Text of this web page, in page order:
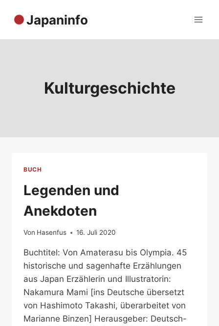
Inhalt
Japaninfo
Kulturgeschichte
BUCH
Legenden und
Anekdoten
Von Hasenfus 16. Juli 2020
Buchtitel: Von Amaterasu bis Olympia. 45
historische und sagenhafte Erzählungen
aus Japan Erzählerin und Illustratorin:
Nakamura Mami [ins Deutsche übersetzt
von Hashimoto Takashi, überarbeitet von
Marianne Binzen] Herausgeber: Deutsch-